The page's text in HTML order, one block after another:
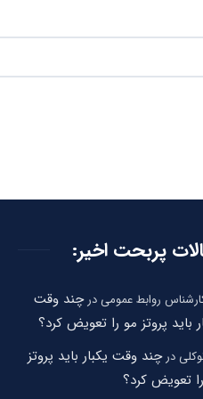
پربحت اخیر:
روابط عمومیدرچند وقت
باید پروتز مو را تعویض کرد؟
درچند وقت یکبار باید پروتز
تعویض کرد؟